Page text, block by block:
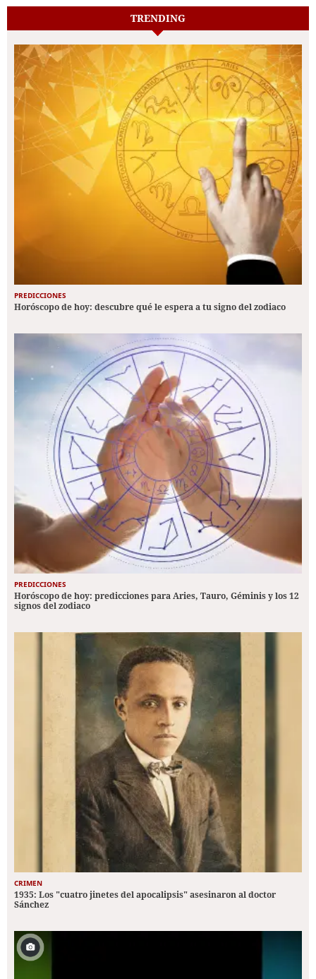
TRENDING
PREDICCIONES
Horóscopo de hoy: descubre qué le espera a tu signo del zodiaco
PREDICCIONES
Horóscopo de hoy: predicciones para Aries, Tauro, Géminis y los 12
signos del zodiaco
CRIMEN
1935: Los "cuatro jinetes del apocalipsis" asesinaron al doctor
Sánchez